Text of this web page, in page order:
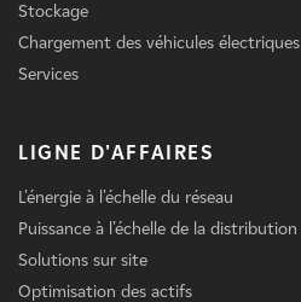
Stockage
Chargement des véhicules électriques
Services
LIGNE D'AFFAIRES
L'énergie à l'échelle du réseau
Puissance à l'échelle de la distribution
Solutions sur site
Optimisation des actifs